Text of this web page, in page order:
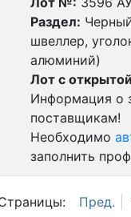
Пред.
Раздел:
швеллер,
алюминий)
Лот с
Информация о
поставщикам!
Необходимо
заполнить